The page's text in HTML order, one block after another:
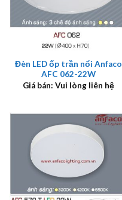
Đèn LED ốp trần nổi Anfaco
AFC 062-22W
Giá bán: Vui lòng liên hệ